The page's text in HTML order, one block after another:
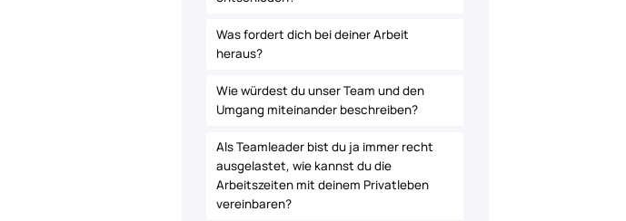
Was fordert dich bei deiner Arbeit
heraus?
Wie würdest du unser Team und den
Umgang miteinander beschreiben?
Als Teamleader bist du ja immer recht
ausgelastet, wie kannst du die
Arbeitszeiten mit deinem Privatleben
vereinbaren?